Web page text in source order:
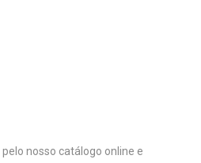
nosso catálogo online e